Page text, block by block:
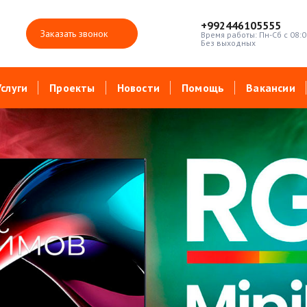
Заказать звонок
+992446105555
Время работы: Пн-Сб с
Без выходных
Проекты Новости Помощь Вакансии